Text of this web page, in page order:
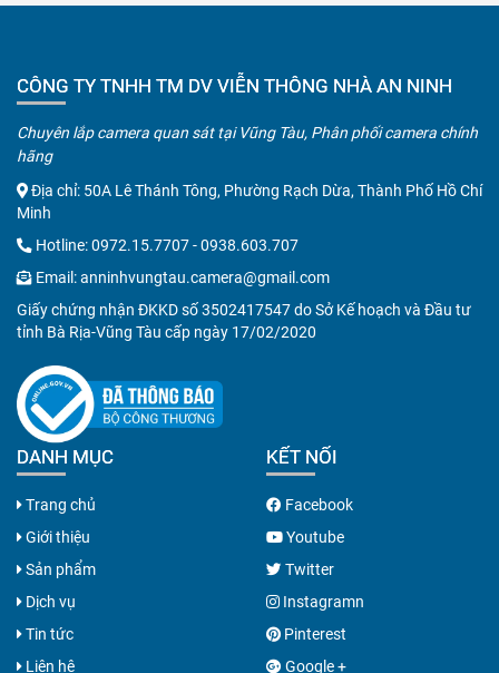
CÔNG TY TNHH TM DV VIỄN THÔNG NHÀ AN NINH
Chuyên lắp camera quan sát tại Vũng Tàu, Phân phối camera chính
hãng
Địa chỉ: 50A Lê Thánh Tông, Phường Rạch Dừa, Thành Phố Hồ Chí
Minh
Hotline:0972.15.7707-0938.603.707
Email:anninhvungtau.camera@gmail.com
Giấy chứng nhận ĐKKD số 3502417547 do Sở Kế hoạch và Đầu tư
tỉnh Bà Rịa-Vũng Tàu cấp ngày 17/02/2020
DANH MỤC
Trang chủ
Giới thiệu
Sản phẩm
Dịch vụ
Tin tức
Liên hệ
KẾT NỐI
Facebook
Youtube
Twitter
Instagramn
Pinterest
Google +